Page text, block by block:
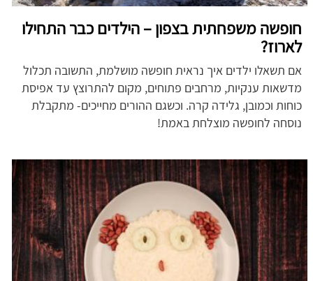
חופשה משפחתית בצפון – הילדים כבר התחילו
לארוז?
אם תשאלו ילדים איך נראית חופשה מושלמת, התשובה תכלול
מדשאות ענקיות, מרחבים פתוחים, מקום להתרוצץ עד אפיסת
כוחות וכמובן, גלידה קרה. וכשגם ההורים מחייכים- מתקבלת
נוסחה לחופשה מוצלחת באמת!